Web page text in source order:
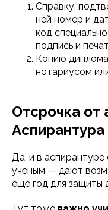
Справку,
ней номер и
код
подпись и
Копию
нотариусом
Отсрочка от
Аспирантура
Да, и в аспирантуре
учёным — дают
ещё год для защиты